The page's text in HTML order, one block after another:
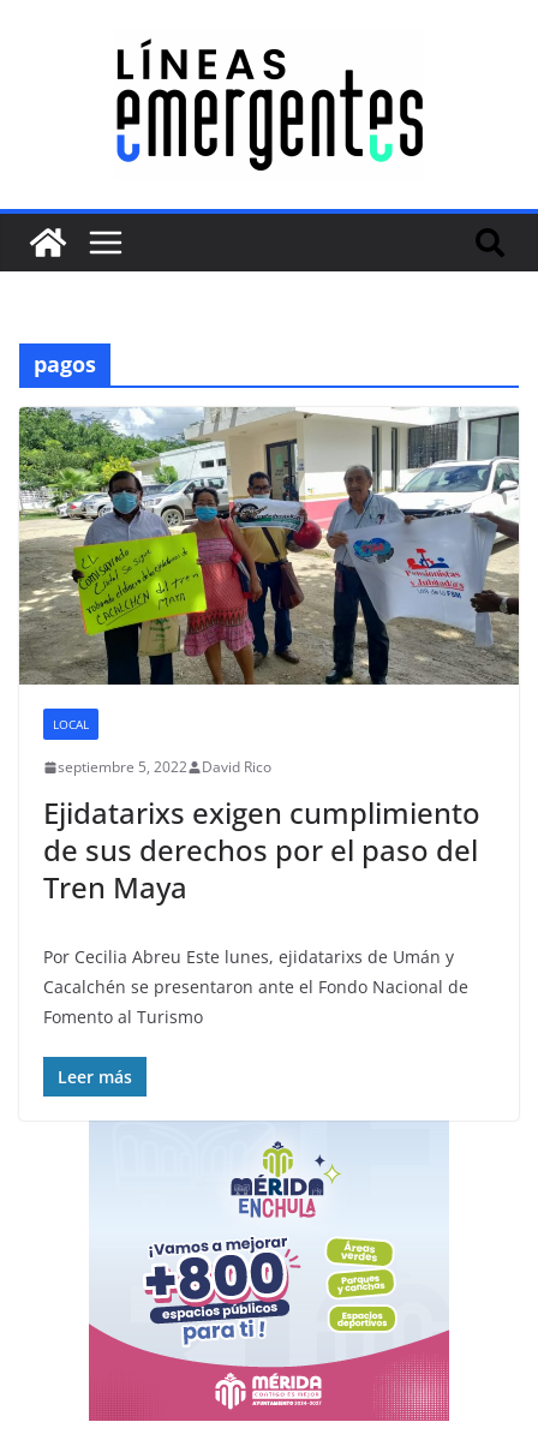
pagos
LOCAL
septiembre 5, 2022 David Rico
Ejidatarixs exigen cumplimiento
de sus derechos por el paso del
Tren Maya
Por Cecilia Abreu Este lunes, ejidatarixs de Umán y
Cacalchén se presentaron ante el Fondo Nacional de
Fomento al Turismo
Leer más